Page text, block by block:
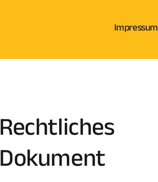
Impressum
Rechtliches
Dokument